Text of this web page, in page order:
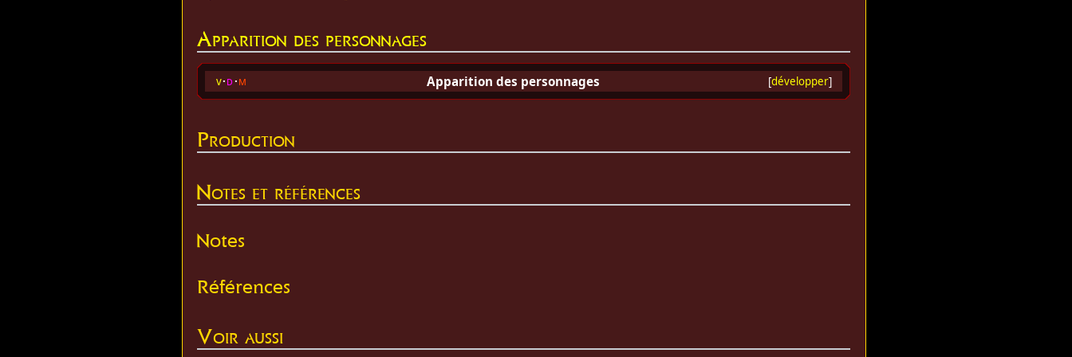
Apparition des personnages
[développer]
v d m Apparition des personnages
Production
Notes et références
Notes
Références
Voir aussi